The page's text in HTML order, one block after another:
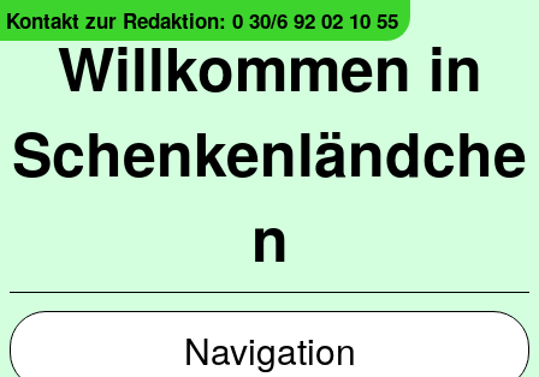
Willkommen in
Schenkenländche
n
Kontakt zur Redaktion: 0 30/6 92 02 10 55
Navigation